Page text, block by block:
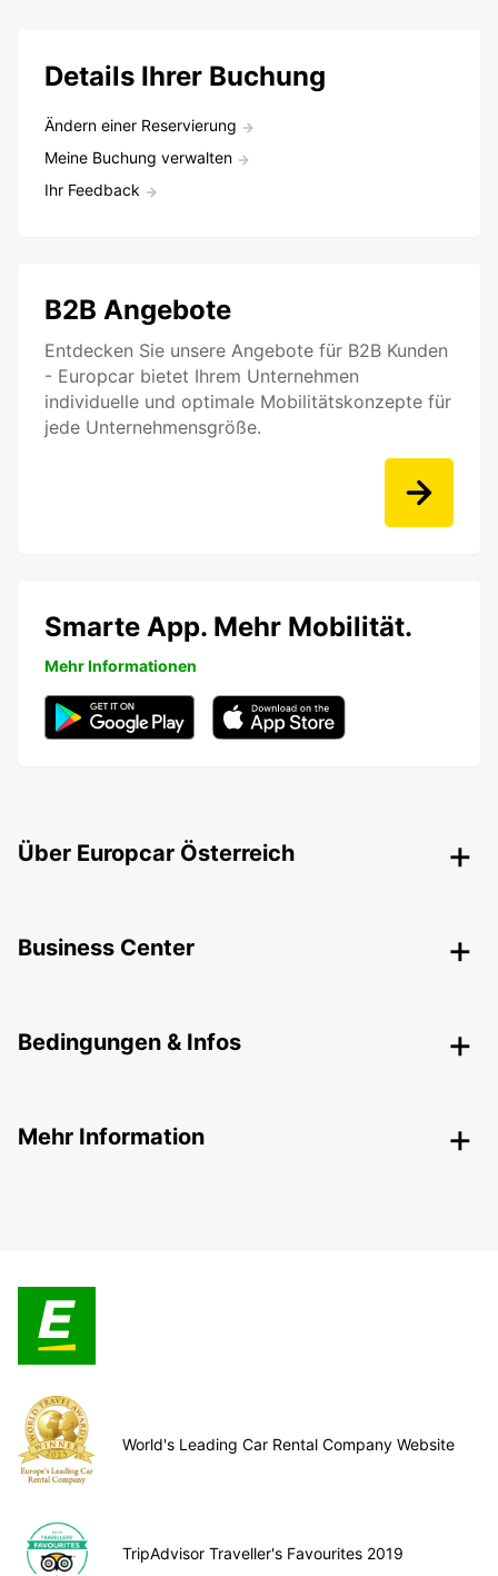
Details Ihrer Buchung
Ändern einer Reservierung
Meine Buchung verwalten
Ihr Feedback
B2B Angebote
Entdecken Sie unsere Angebote für B2B Kunden
- Europcar bietet Ihrem Unternehmen
individuelle und optimale Mobilitätskonzepte für
jede Unternehmensgröße.
Smarte App. Mehr Mobilität.
Mehr Informationen
Über Europcar Österreich
Business Center
Bedingungen & Infos
Mehr Information
World's Leading Car Rental Company Website
TripAdvisor Traveller's Favourites 2019